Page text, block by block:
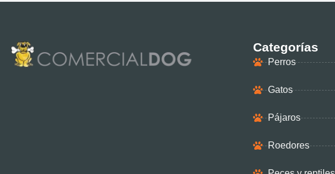
Categorías
Perros
Gatos
Pájaros
Roedores